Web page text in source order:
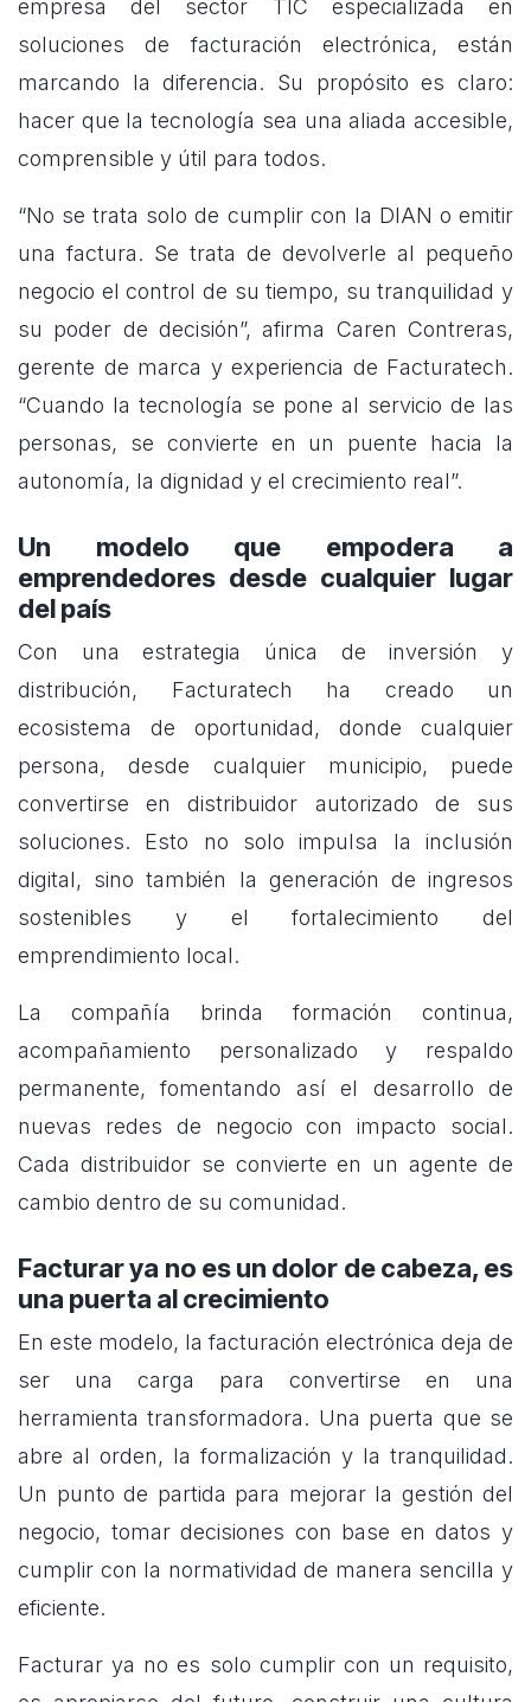
empresa del sector TIC especializada en
soluciones de facturación electrónica, están
marcando la diferencia. Su propósito es claro:
hacer que la tecnología sea una aliada accesible,
comprensible y útil para todos.
“No se trata solo de cumplir con la DIAN o emitir
una factura. Se trata de devolverle al pequeño
negocio el control de su tiempo, su tranquilidad y
su poder de decisión”, afirma Caren Contreras,
gerente de marca y experiencia de Facturatech.
“Cuando la tecnología se pone al servicio de las
personas, se convierte en un puente hacia la
autonomía, la dignidad y el crecimiento real”.
Un modelo que empodera a
emprendedores desde cualquier lugar
del país
Con una estrategia única de inversión y
distribución, Facturatech ha creado un
ecosistema de oportunidad, donde cualquier
persona, desde cualquier municipio, puede
convertirse en distribuidor autorizado de sus
soluciones. Esto no solo impulsa la inclusión
digital, sino también la generación de ingresos
sostenibles y el fortalecimiento del
emprendimiento local.
La compañía brinda formación continua,
acompañamiento personalizado y respaldo
permanente, fomentando así el desarrollo de
nuevas redes de negocio con impacto social.
Cada distribuidor se convierte en un agente de
cambio dentro de su comunidad.
Facturar ya no es un dolor de cabeza, es
una puerta al crecimiento
En este modelo, la facturación electrónica deja de
ser una carga para convertirse en una
herramienta transformadora. Una puerta que se
abre al orden, la formalización y la tranquilidad.
Un punto de partida para mejorar la gestión del
negocio, tomar decisiones con base en datos y
cumplir con la normatividad de manera sencilla y
eficiente.
Facturar ya no es solo cumplir con un requisito,